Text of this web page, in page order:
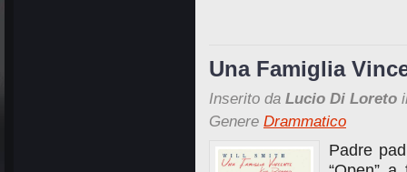
Una Famiglia
Inserito da Lucio Di Loreto
Genere Drammatico
Padre